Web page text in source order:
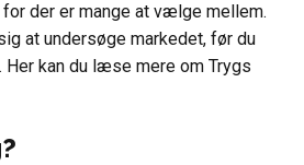
der er mange at vælge mellem.
at undersøge markedet, før du
kan du læse mere om Trygs